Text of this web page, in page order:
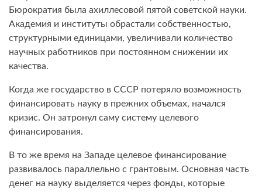
Бюрократия была ахиллесовой пятой советской науки.
Академия и институты обрастали собственностью,
структурными единицами, увеличивали количество
научных работников при постоянном снижении их
качества.
Когда же государство в СССР потеряло возможность
финансировать науку в прежних объемах, начался
кризис. Он затронул саму систему целевого
финансирования.
В то же время на Западе целевое финансирование
развивалось параллельно с грантовым. Основная часть
денег на науку выделяется через фонды, которые